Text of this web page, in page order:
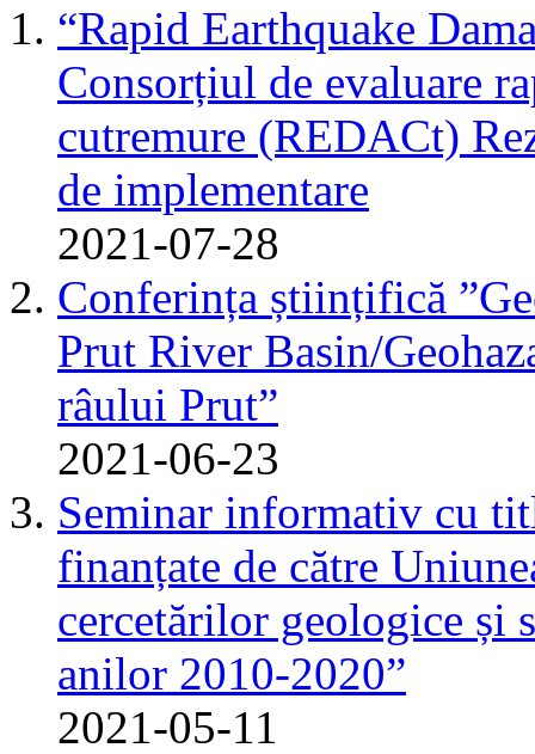
“Rapid Earthquake
Consorțiul de evaluare
cutremure (REDACt)
de implementare
2021-07-28
Conferința științifică
Prut River Basin/
râului Prut”
2021-06-23
Seminar informativ cu
finanțate de către
cercetărilor geologice și
anilor 2010-2020”
2021-05-11